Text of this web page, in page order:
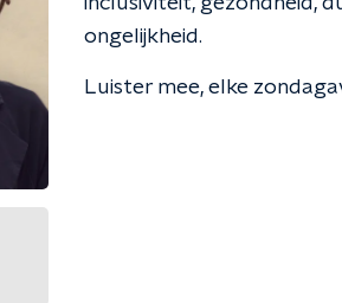
ongelijkheid.
Luister mee, elke